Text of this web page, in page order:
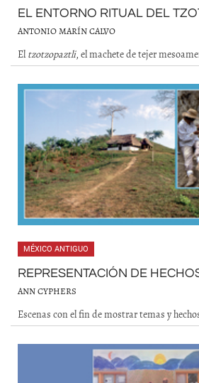
EL ENTORNO RITUAL DEL
ANTONIO MARÍN CALVO
El tzotzopaztli, el machete de tejer
MÉXICO ANTIGUO
REPRESENTACIÓN DE
ANN CYPHERS
Escenas con el fin de mostrar temas y